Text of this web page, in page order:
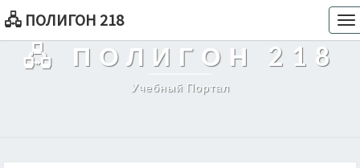
🖧 ПОЛИГОН 218
🖧 ПОЛИГОН 218
Учебный Портал